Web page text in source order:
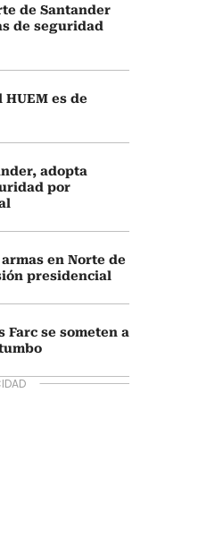
de Santander
de seguridad
es de
adopta
por
en Norte de
presidencial
Farc se someten a